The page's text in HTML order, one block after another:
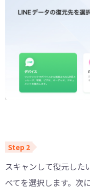
スキャンして復元した
べてを選択します。次